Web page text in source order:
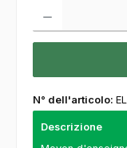
N° dell'articolo:
Descrizione